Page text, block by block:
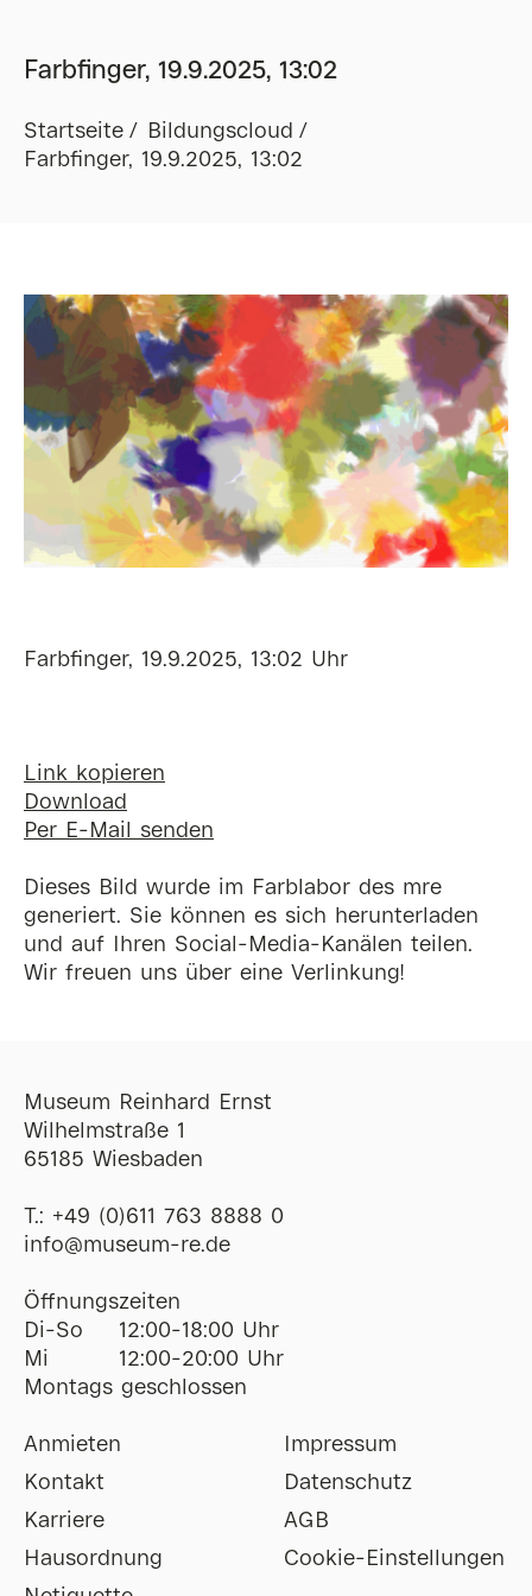
Farbfinger, 19.9.2025, 13:02
Startseite
Bildungscloud
Farbfinger, 19.9.2025, 13:02
Farbfinger, 19.9.2025, 13:02 Uhr
Link kopieren
Download
Per E-Mail senden
Dieses Bild wurde im Farblabor des mre
generiert. Sie können es sich herunterladen
und auf Ihren Social-Media-Kanälen teilen.
Wir freuen uns über eine Verlinkung!
Museum Reinhard Ernst
Wilhelmstraße 1
65185 Wiesbaden
T.: +49 (0)611 763 8888 0
ofni@museum-re de
Öffnungszeiten
Di-So
12:00-18:00 Uhr
Mi
12:00-20:00 Uhr
Montags geschlossen
Anmieten
Kontakt
Karriere
Hausordnung
Impressum
Datenschutz
AGB
Cookie-Einstellungen